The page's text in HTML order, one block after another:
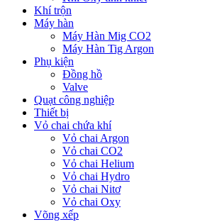
Khí trộn
Máy hàn
Máy Hàn Mig CO2
Máy Hàn Tig Argon
Phụ kiện
Đồng hồ
Valve
Quạt công nghiệp
Thiết bị
Vỏ chai chứa khí
Vỏ chai Argon
Vỏ chai CO2
Vỏ chai Helium
Vỏ chai Hydro
Vỏ chai Nitơ
Vỏ chai Oxy
Võng xếp